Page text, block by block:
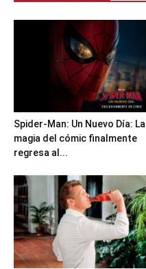
Spider-Man: Un Nuevo Día: La
magia del cómic finalmente
regresa al...